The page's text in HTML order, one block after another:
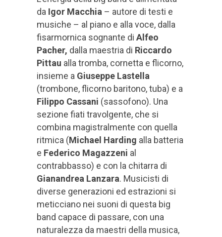
da Igor Macchia – autore di testi e
musiche – al piano e alla voce, dalla
fisarmornica sognante di Alfeo
Pacher, dalla maestria di Riccardo
Pittau alla tromba, cornetta e flicorno,
insieme a Giuseppe Lastella
(trombone, flicorno baritono, tuba) e a
Filippo Cassani (sassofono). Una
sezione fiati travolgente, che si
combina magistralmente con quella
ritmica (Michael Harding alla batteria
e Federico Magazzeni al
contrabbasso) e con la chitarra di
Gianandrea Lanzara. Musicisti di
diverse generazioni ed estrazioni si
meticciano nei suoni di questa big
band capace di passare, con una
naturalezza da maestri della musica,